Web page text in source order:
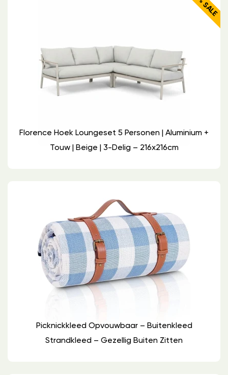
Florence Hoek Loungeset 5 Personen | Aluminium +
Touw | Beige | 3-Delig – 216x216cm
Picknickkleed Opvouwbaar – Buitenkleed
Strandkleed – Gezellig Buiten Zitten